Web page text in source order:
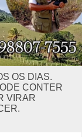
OS DIAS.
CONTER
VIRAR